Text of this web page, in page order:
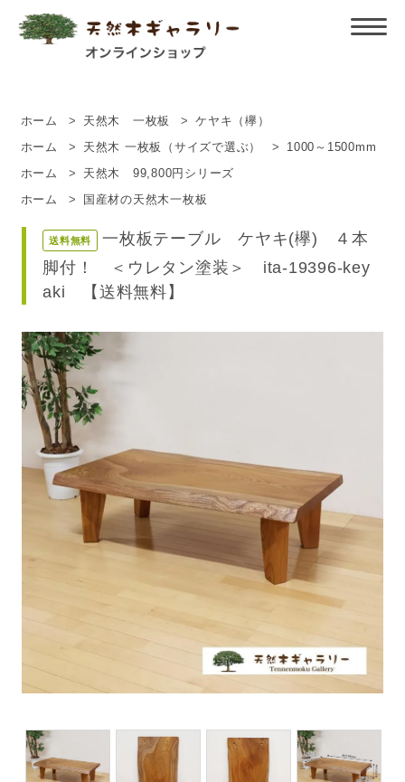
ホーム > 天然木 一枚板 > ケヤキ（欅）
ホーム > 天然木 一枚板（サイズで選ぶ） > 1000～1500mm
ホーム > 天然木 99,800円シリーズ
ホーム > 国産材の天然木一枚板
送料無料
一枚板テーブル ケヤキ(欅) ４本
脚付！ ＜ウレタン塗装＞ ita-19396-key
aki 【送料無料】